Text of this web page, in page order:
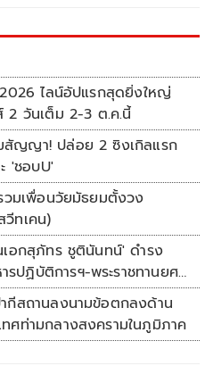
ไลน์อัปแรกสุดยิ่งใหญ่
2 วันเต็ม 2-3 ต.ค.นี้
สัญญา! ปล่อย 2 ซิงเกิลแรก
'ชอบU'
วมเพื่อนวัยมัธยมตั้งวง
ทเคน)
เอกสุภัทร ชูตินันทน์' ดำรง
รปฏิบัติการฯ-พระราชทานยศ
กีสถานลงนามข้อตกลงด้าน
ทศท่ามกลางสงครามในภูมิภาค